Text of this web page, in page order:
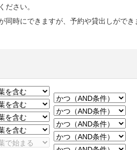
ださい。
同時にできますが、予約や貸出しができ